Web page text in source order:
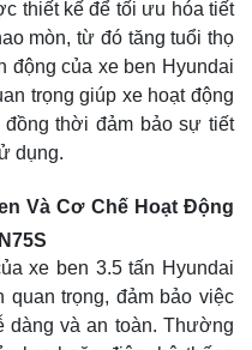
thiết kế để tối ưu hóa tiết
mòn, từ đó tăng tuổi thọ
động của xe ben Hyundai
trọng giúp xe hoạt động
thời đảm bảo sự tiết
dụng.
Và Cơ Chế Hoạt Động
xe ben 3.5 tấn Hyundai
quan trọng, đảm bảo việc
dàng và an toàn. Thường